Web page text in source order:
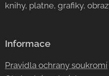
knihy, platne, grafiky,
Informace
Pravidla ochrany soukromí